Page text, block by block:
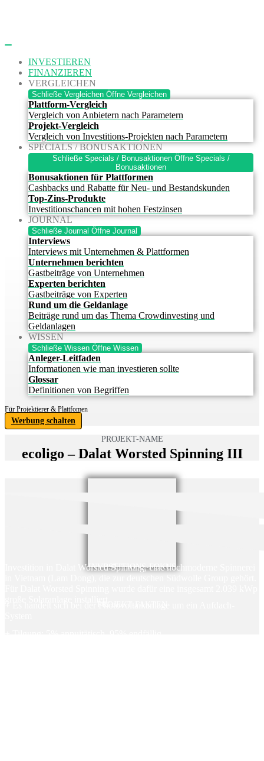
INVESTIEREN
FINANZIEREN
VERGLEICHEN
Schließe Vergleichen Öffne Vergleichen
Plattform-Vergleich
Vergleich von Anbietern nach Parametern
Projekt-Vergleich
Vergleich von Investitions-Projekten nach Parametern
SPECIALS / BONUSAKTIONEN
Schließe Specials / Bonusaktionen Öffne Specials /
Bonusaktionen
Bonusaktionen für Plattformen
Cashbacks und Rabatte für Neu- und Bestandskunden
Top-Zins-Produkte
Investitionschancen mit hohen Festzinsen
JOURNAL
Schließe Journal Öffne Journal
Interviews
Interviews mit Unternehmen & Plattformen
Unternehmen berichten
Gastbeiträge von Unternehmen
Experten berichten
Gastbeiträge von Experten
Rund um die Geldanlage
Beiträge rund um das Thema Crowdinvesting und
Geldanlagen
WISSEN
Schließe Wissen Öffne Wissen
Anleger-Leitfaden
Informationen wie man investieren sollte
Glossar
Definitionen von Begriffen
Für Projektierer & Plattfomen
Werbung schalten
PROJEKT-NAME
ecoligo – Dalat Worsted Spinning III
INVESTITIONS-FOKUS
Investition in Dalat Worsted Spinning, eine hochmoderne Spinnerei